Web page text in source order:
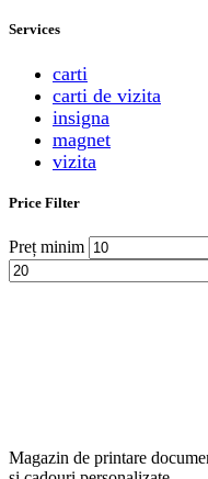
Services
carti
carti de vizita
insigna
magnet
vizita
Price Filter
Preț minim
Magazin de printare